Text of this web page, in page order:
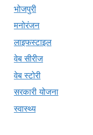
भोजपुरी
मनोरंजन
लाइफस्टाइल
वेब सीरीज
वेब स्टोरी
सरकारी योजना
स्वास्थ्य